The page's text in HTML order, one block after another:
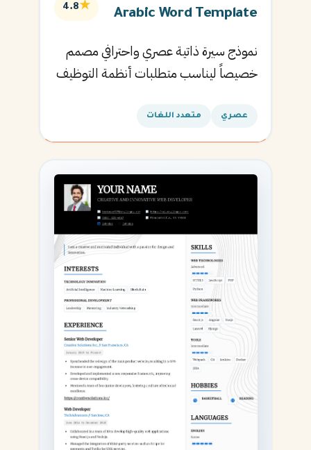
Arabic Word Template
★
4.8
نموذج سيرة ذاتية عصري واحترافي مصمم
خصيصاً ليناسب متطلبات أنظمة التوظيف
القادمة.
عصري متعدد اللغات